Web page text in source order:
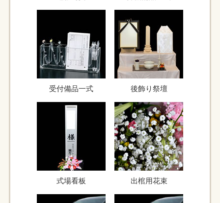
受付備品一式 後飾り祭壇
式場看板 出棺用花束